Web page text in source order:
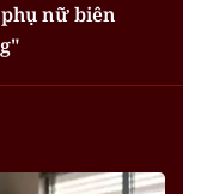
nữ biên